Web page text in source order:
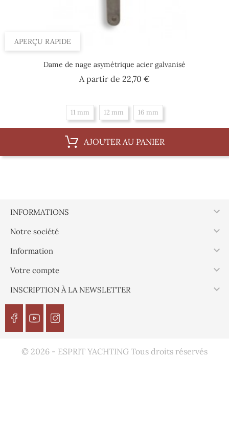
APERÇU RAPIDE
Dame de nage asymétrique acier galvanisé
A partir de 22,70 €Prix
11 mm 12 mm 16 mm
AJOUTER AU PANIER
INFORMATIONS 
Notre société 
Information 
Votre compte 
INSCRIPTION À LA NEWSLETTER 
© 2026 - ESPRIT YACHTING Tous droits réservés